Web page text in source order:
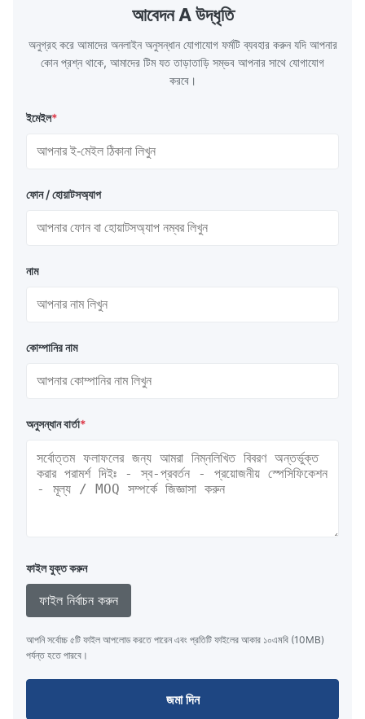
the basic component of boiler water
circulation loop.Because of both cooling
আবেদন A উদ্ধৃতি
অনুগ্রহ করে আমাদের অনলাইন অনুসন্ধান যোগাযোগ ফর্মটি ব্যবহার করুন যদি আপনার
কোন প্রশ্ন থাকে, আমাদের টিম যত তাড়াতাড়ি সম্ভব আপনার সাথে যোগাযোগ
করবে।
ইমেইল*
ফোন / হোয়াটসঅ্যাপ
নাম
কোম্পানির নাম
অনুসন্ধান বার্তা*
ফাইল যুক্ত করুন
ফাইল নির্বাচন করুন
আপনি সর্বোচ্চ ৫টি ফাইল আপলোড করতে পারেন এবং প্রতিটি ফাইলের আকার ১০এমবি (10MB)
পর্যন্ত হতে পারবে।
জমা দিন